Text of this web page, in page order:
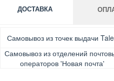
ДОСТАВКА
Самовывоз из точек выдачи
Самовывоз из отделений
операторов 'Новая почта'
Оплата при получении
Pay, Безналичными для
для физических лиц,
Гарантия. Обмен/
Доставка за счет